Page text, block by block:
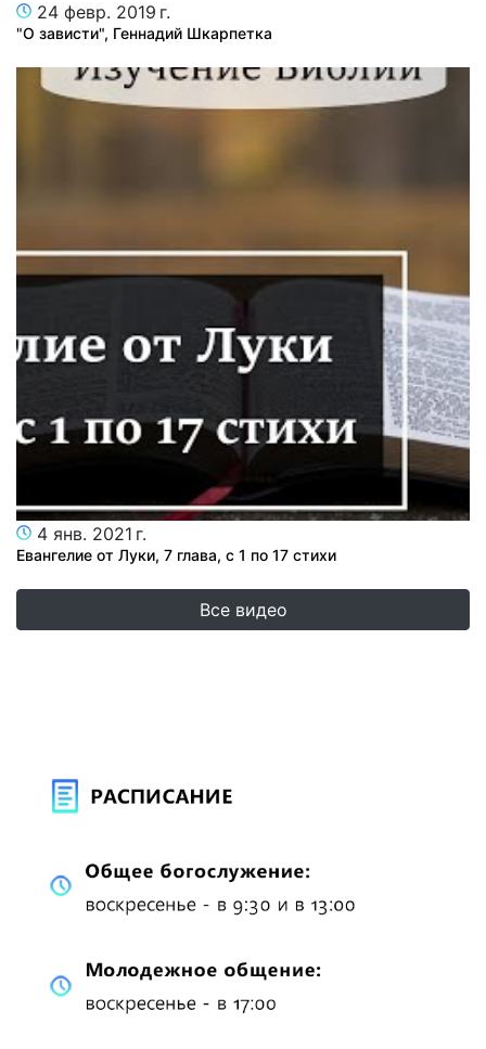
24 февр. 2019 г.
"О зависти", Геннадий Шкарпетка
4 янв. 2021 г.
Евангелие от Луки, 7 глава, с 1 по 17 стихи
Все видео